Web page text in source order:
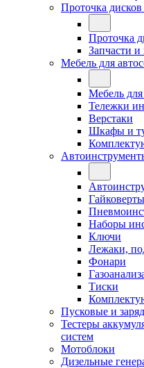
Проточка дисков
Проточка
Запчасти
Мебель для
Мебель для
Тележки
Верстаки
Шкафы и
Гайковерты
Наборы
Ключи
Лежаки,
Фонари
Тиски
Пусковые и
Тестеры
систем
Мотоблоки
Дизельные